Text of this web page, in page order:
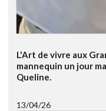
L'Art de vivre aux
mannequin un jour
Queline.
13/04/26